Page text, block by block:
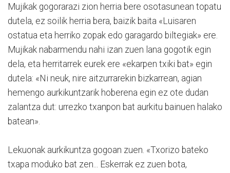
Mujikak gogorarazi zion herria bere osotasunean topatu
dutela, ez soilik herria bera, baizik baita «Luisaren
ostatua eta herriko zopak edo garagardo biltegiak» ere.
Mujikak nabarmendu nahi izan zuen lana gogotik egin
dela, eta herritarrek eurek ere «ekarpen txiki bat» egin
dutela: «Ni neuk, nire aitzurrarekin bizkarrean, agian
hemengo aurkikuntzarik hoberena egin ez ote dudan
zalantza dut: urrezko txanpon bat aurkitu bainuen halako
batean».
Lekuonak aurkikuntza gogoan zuen. «Txorizo bateko
txapa moduko bat zen... Eskerrak ez zuen bota,